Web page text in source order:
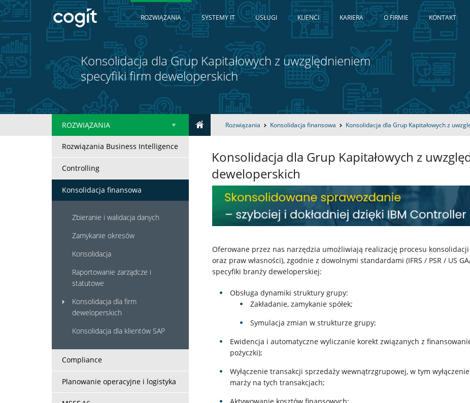
Rozwiązania
Systemy
ROZWIĄZANIA SYSTEMY IT USŁUGI KLIENCI KARIERA O FIRMIE KONTAKT
Konsolidacja dla Grup Kapitałowych z uwzględnieniem
specyfiki firm deweloperskich
Rozwiązania Konsolidacja finansowa Konsolidacja dla Grup Kapitałowych z
ROZWIĄZANIA
Rozwiązania Business Intelligence
Controlling
Konsolidacja finansowa
Zbieranie i walidacja danych
Zamykanie okresów
Konsolidacja
Raportowanie zarządcze i
statutowe
Konsolidacja dla firm
deweloperskich
Konsolidacja dla klientów SAP
Compliance
Planowanie operacyjne i logistyka
Konsolidacja dla Grup Kapitałowych z
deweloperskich
Oferowane przez nas narzędzia umożliwiają realizację procesu
oraz praw własności), zgodnie z dowolnymi standardami (IFRS / PSR / US
specyfiki branży deweloperskiej:
Obsługa dynamiki struktury grupy:
Zakładanie, zamykanie spółek;
Symulacja zmian w strukturze grupy;
Ewidencja i automatyczne wyliczanie korekt związanych z
pożyczki);
Wyłączenie transakcji sprzedaży wewnątrzgrupowej, w tym
marży na tych transakcjach;